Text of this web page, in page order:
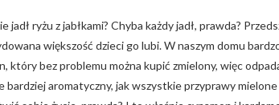
jadł ryżu z jabłkami? Chyba każdy jadł, prawda?
większość dzieci go lubi. W naszym domu
który bez problemu można kupić zmielony, więc
bardziej aromatyczny, jak wszystkie przyprawy